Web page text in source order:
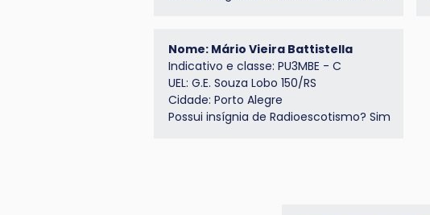
Nome: Mário Vieira Battistella
Indicativo e classe: PU3MBE - C
UEL: G.E. Souza Lobo 150/RS
Cidade: Porto Alegre
Possui insígnia de Radioescotismo? Sim